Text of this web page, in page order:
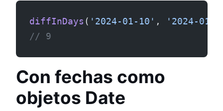
diffInDays ( '2024-01-10' ,
'2024-01-
// 9
Con fechas como
objetos Date